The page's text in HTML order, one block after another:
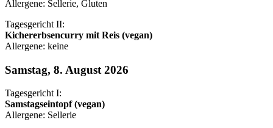
Allergene: Sellerie, Gluten
Tagesgericht II:
Kichererbsencurry mit Reis (vegan)
Allergene: keine
Samstag, 8. August 2026
Tagesgericht I:
Samstagseintopf (vegan)
Allergene: Sellerie